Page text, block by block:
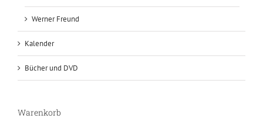
Werner Freund
Kalender
Bücher und DVD
Warenkorb